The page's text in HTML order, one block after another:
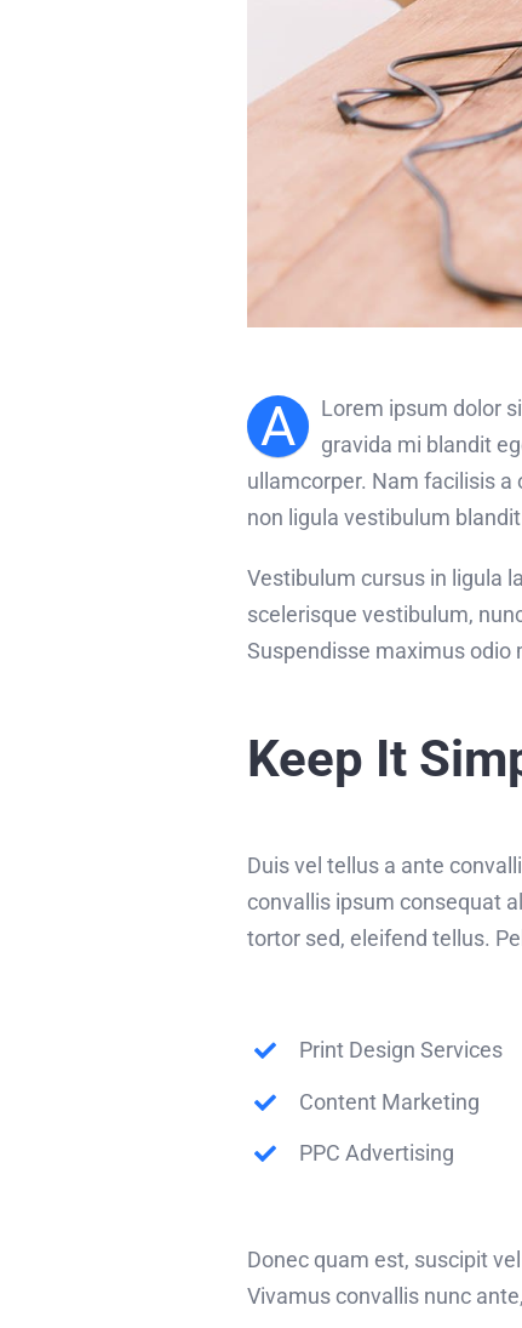
A
Lorem ipsum dolor
gravida mi blandit
ullamcorper. Nam facilisis a
non ligula vestibulum
Vestibulum cursus in ligula
scelerisque vestibulum,
Suspendisse maximus odio
Keep It
Duis vel tellus a ante
convallis ipsum consequat
tortor sed, eleifend tellus.
Print Design Services
Content Marketing
PPC Advertising
Donec quam est, suscipit
Vivamus convallis nunc